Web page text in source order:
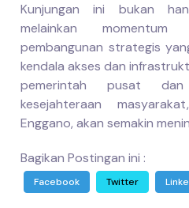
Kunjungan ini bukan
melainkan momentum
pembangunan strategis
kendala akses dan
pemerintah pusat dan
kesejahteraan
Enggano, akan semakin
Bagikan Postingan ini :
Facebook Twitter